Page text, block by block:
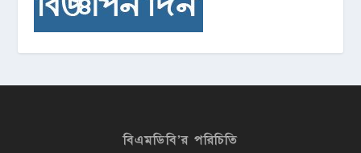
বিএমডিবি’র পরিচিতি